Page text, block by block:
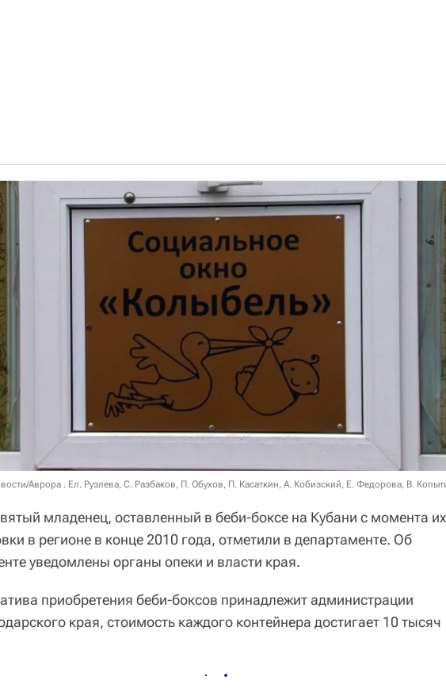
Аврора . Ел. Рузлева, С. Разбаков, П. Обухов, П. Касаткин, А. Кобизский, Е. Федорова, В.
младенец, оставленный в беби-боксе на Кубани с момента их
в регионе в конце 2010 года, отметили в департаменте. Об
уведомлены органы опеки и власти края.
приобретения беби-боксов принадлежит администрации
края, стоимость каждого контейнера достигает 10 тысяч